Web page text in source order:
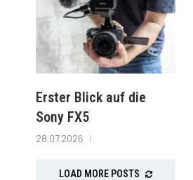
Erster Blick auf die
Sony FX5
28.07.2026
LOAD MORE POSTS